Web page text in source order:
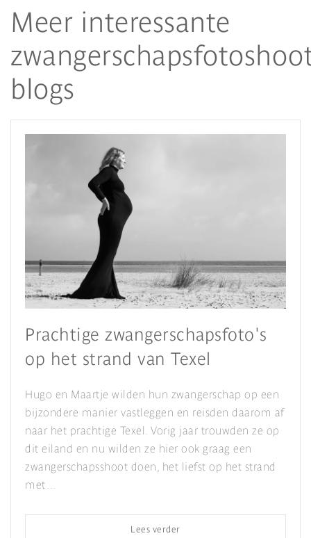
Meer interessante
blogs
Prachtige zwangerschapsfoto's
op het strand van Texel
Hugo en Maartje wilden hun zwangerschap op een
bijzondere manier vastleggen en reisden daarom af
naar het prachtige Texel. Vorig jaar trouwden ze op
dit eiland en nu wilden ze hier ook graag een
zwangerschapsshoot doen, het liefst op het strand
met…
Lees verder